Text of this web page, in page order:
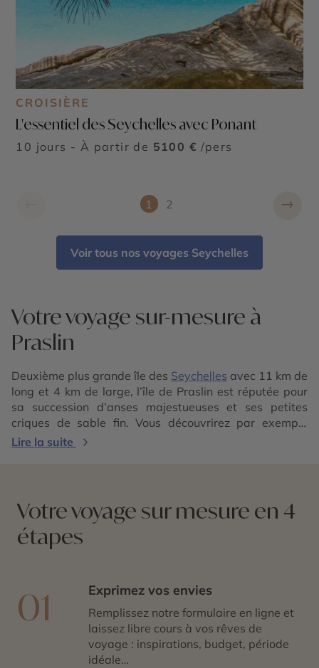
CROISIÈRE
L'essentiel des Seychelles avec Ponant
10 jours - À partir de 5100 € /pers
1 2 →
Voir tous nos voyages Seychelles
Votre voyage sur-mesure à
Praslin
Deuxième plus grande île des Seychelles avec 11 km de
long et 4 km de large, l’île de Praslin est réputée pour
sa succession d’anses majestueuses et ses petites
criques de sable fin. Vous découvrirez par exemple
Anse Lazio, Anse Boudin, Grand Anse, Anse
confirmés, qu’ils soient équipés d’une bouteille ou tout
simplement d’un tuba et d’un masque. Praslin héberge
aussi un véritable trésor végétal qui est la Vallée de
Mai, déclarée patrimoine de l’Humanité par l’UNESCO.
Lire la suite
Votre voyage sur mesure en 4
étapes
01 Exprimez vos envies
Remplissez notre formulaire en ligne et
laissez libre cours à vos rêves de
voyage : inspirations, budget, période
idéale…